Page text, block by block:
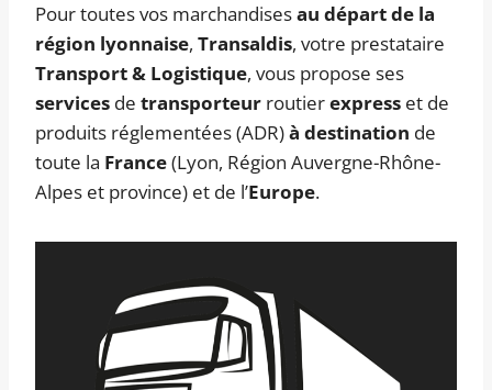
Pour toutes vos marchandisesau départ de la
région lyonnaise, Transaldis, votre prestataire
Transport & Logistique, vous propose ses
services de transporteur routierexpress et de
produits réglementées (ADR)à destination de
toute la France(Lyon, Région Auvergne-Rhône-
Alpes et province) et de l’Europe.